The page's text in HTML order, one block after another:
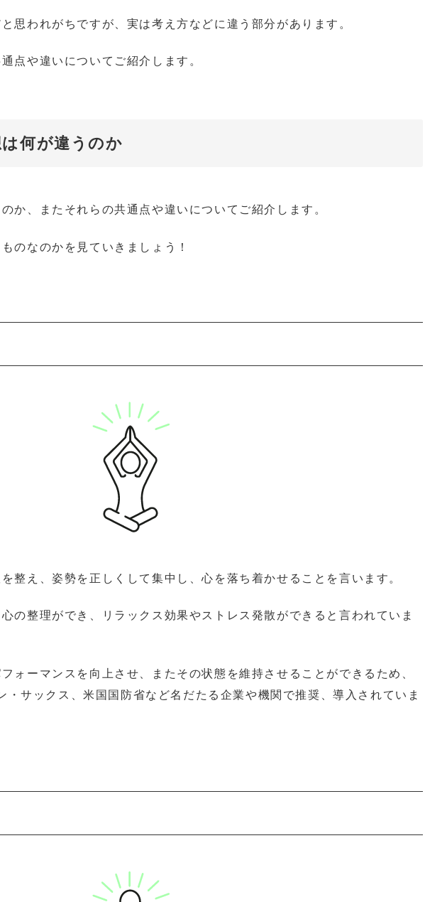
思われがちですが、実は考え方などに違う部分があります。
点や違いについてご紹介します。
何が違うのか
か、またそれらの共通点や違いについてご紹介します。
のなのかを見ていきましょう！
整え、姿勢を正しくして集中し、心を落ち着かせることを言います。
の整理ができ、リラックス効果やストレス発散ができると言われていま
ォーマンスを向上させ、またその状態を維持させることができるため、
サックス、米国国防省など名だたる企業や機関で推奨、導入されていま